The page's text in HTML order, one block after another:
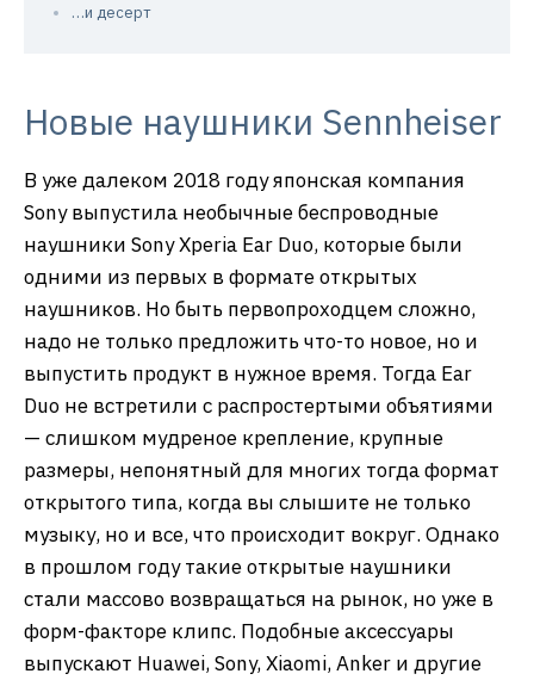
…и десерт
Новые наушники Sennheiser
В уже далеком 2018 году японская компания
Sony выпустила необычные беспроводные
наушники Sony Xperia Ear Duo, которые были
одними из первых в формате открытых
наушников. Но быть первопроходцем сложно,
надо не только предложить что-то новое, но и
выпустить продукт в нужное время. Тогда Ear
Duo не встретили с распростертыми объятиями
— слишком мудреное крепление, крупные
размеры, непонятный для многих тогда формат
открытого типа, когда вы слышите не только
музыку, но и все, что происходит вокруг. Однако
в прошлом году такие открытые наушники
стали массово возвращаться на рынок, но уже в
форм-факторе клипс. Подобные аксессуары
выпускают Huawei, Sony, Xiaomi, Anker и другие